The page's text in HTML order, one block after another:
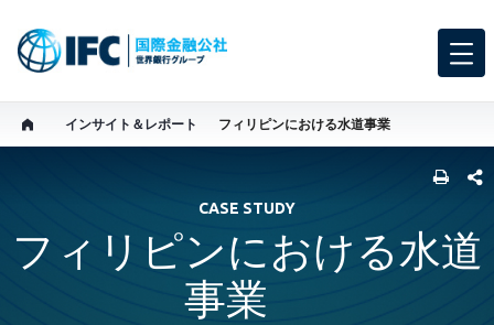
インサイト＆レポート フィリピンにおける水道事業
CASE STUDY
フィリピンにおける水道
事業